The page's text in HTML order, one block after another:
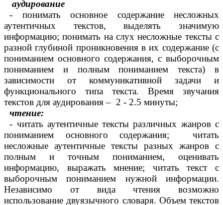
аудирование
- понимать основное содержание несложных
аутентичных текстов, выделять значимую
информацию; понимать на слух несложные тексты с
разной глубиной проникновения в их содержание (с
пониманием основного содержания, с выборочным
пониманием и полным пониманием текста) в
зависимости от коммуникативной задачи и
функционального типа текста. Время звучания
текстов для аудирования – 2 - 2.5 минуты;
чтение:
- читать аутентичные тексты различных жанров с
пониманием основного содержания; читать
несложные аутентичные тексты разных жанров с
полным и точным пониманием, оценивать
информацию, выражать мнение; читать текст с
выборочным пониманием нужной информации.
Независимо от вида чтения возможно
использование двуязычного словаря. Объем текстов